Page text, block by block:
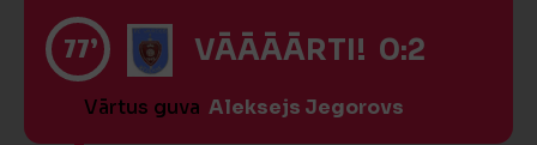
77’ VĀĀĀĀRTI! 0:2
Vārtus guva Aleksejs Jegorovs